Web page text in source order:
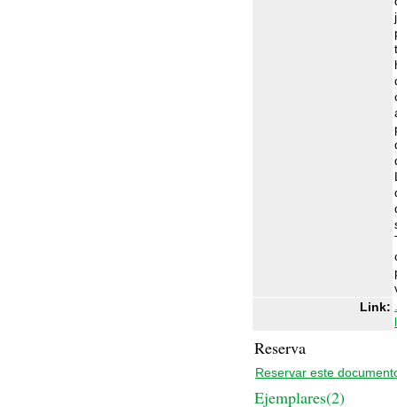
Link:
Reserva
Reservar este
Ejemplares(2)